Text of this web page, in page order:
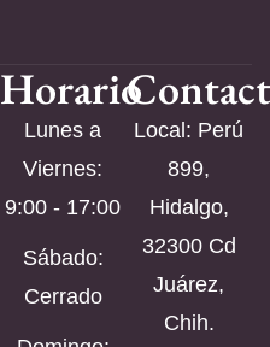
Horario
Lunes a
Viernes:
9:00 - 17:00
Sábado:
Cerrado
Local: Perú
899,
Hidalgo,
32300 Cd
Juárez,
Chih.